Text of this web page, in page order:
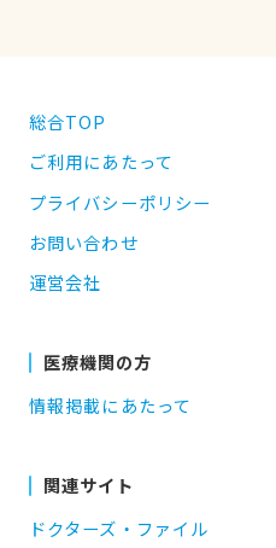
総合TOP
ご利用にあたって
プライバシーポリシー
お問い合わせ
運営会社
医療機関の方
情報掲載にあたって
関連サイト
ドクターズ・ファイル